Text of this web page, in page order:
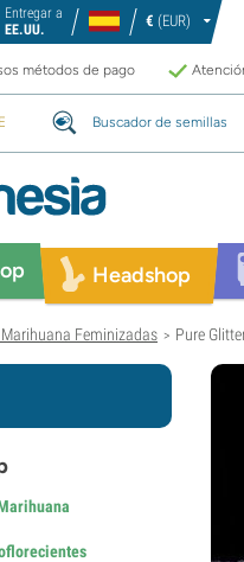
Entregar a
EE.UU.
€ (EUR)
métodos de pago
Buscador de semillas
Headshop
Feminizadas > Pure